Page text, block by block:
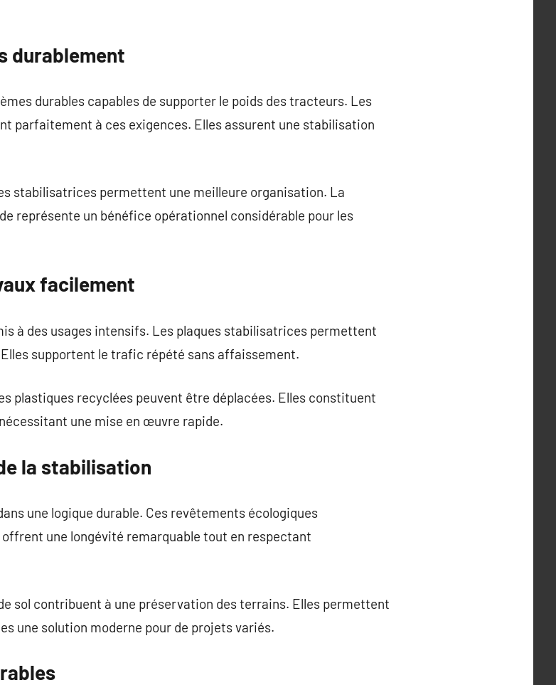
durablement
durables capables de supporter le poids des tracteurs. Les
parfaitement à ces exigences. Elles assurent une stabilisation
stabilisatrices permettent une meilleure organisation. La
représente un bénéfice opérationnel considérable pour les
facilement
à des usages intensifs. Les plaques stabilisatrices permettent
supportent le trafic répété sans affaissement.
plastiques recyclées peuvent être déplacées. Elles constituent
une mise en œuvre rapide.
la stabilisation
une logique durable. Ces revêtements écologiques
une longévité remarquable tout en respectant
sol contribuent à une préservation des terrains. Elles permettent
une solution moderne pour de projets variés.